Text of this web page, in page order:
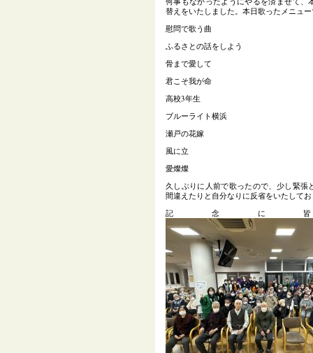
替えをいたしました。本日歌ったメニュ
慰問で歌う曲
ふるさとの話をしよう
骨まで愛して
君こそ我が命
高校3年生
ブルーライト横浜
瀬戸の花嫁
風に立
愛燦燦
久しぶりに人前で歌ったので、少し緊張
間違えたりと自分なりに反省をいたして
記念に